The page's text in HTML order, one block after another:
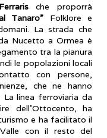
che proporrà
Tanaro” Folklore e
La strada che
Nucetto a Ormea è
tra la pianura
le popolazioni locali
con persone,
che ne hanno
linea ferroviaria da
dell’Ottocento, ha
e ha facilitato il
con il resto del